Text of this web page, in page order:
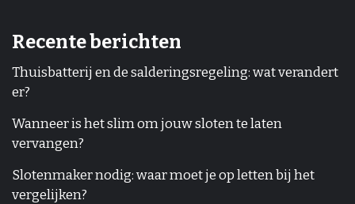
Recente berichten
Thuisbatterij en de salderingsregeling: wat verandert
er?
Wanneer is het slim om jouw sloten te laten
vervangen?
Slotenmaker nodig: waar moet je op letten bij het
vergelijken?